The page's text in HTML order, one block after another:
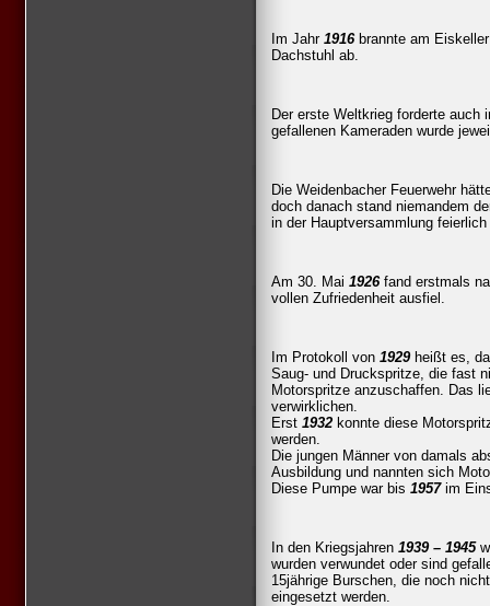
Im Jahr 1916brannte am
Dachstuhl ab.
Der erste Weltkrieg forderte auch
gefallenen Kameraden wurde
Die Weidenbacher Feuerwehr
doch danach stand niemandem
in der Hauptversammlung
Am 30. Mai 1926fand erstmals
vollen Zufriedenheit ausfiel.
Im Protokoll von 1929heißt es,
Saug- und Druckspritze, die fast
Motorspritze anzuschaffen. Das
verwirklichen.
Erst 1932 konnte diese
werden.
Die jungen Männer von damals
Ausbildung und nannten sich
Diese Pumpe war bis 1957im
In den Kriegsjahren 1939 – 1945
wurden verwundet oder sind
15jährige Burschen, die noch
eingesetzt werden.